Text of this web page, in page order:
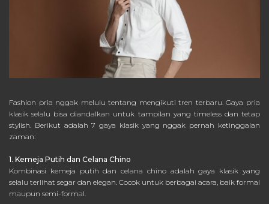
Fashion pria nggak melulu tentang mengikuti tren terbaru. Gaya pria
klasik selalu bisa diandalkan untuk tampilan yang timeless dan tetap
stylish. Berikut adalah 7 gaya klasik yang nggak pernah ketinggalan
zaman:
1. Kemeja Putih dan Celana Chino
Kombinasi kemeja putih dan celana chino adalah gaya klasik yang
selalu terlihat segar dan elegan. Cocok untuk berbagai acara, baik formal
maupun semi-formal.